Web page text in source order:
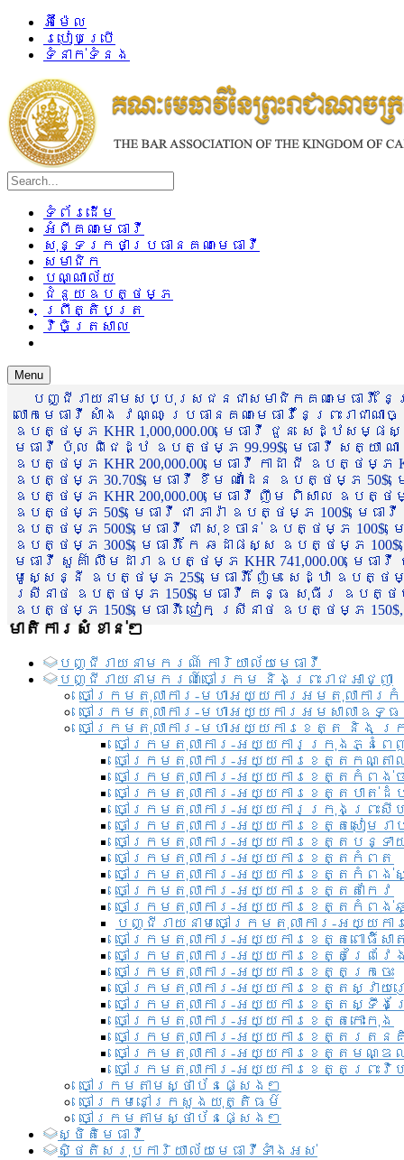
អ៊ីម៉ែល
របៀបប្រើ
ទំនាក់ទំនង
ទំព័រដើម
អំពីគណៈមេធាវី
សុន្ទរកថាប្រធានគណៈមេធាវី
សមាជិក
បណ្ណាល័យ
ជំនួយឧបត្ថម្ភ
ព្រឹត្តិបត្រ
វិចិត្រសាល
Menu
បញ្ជីរាយនាមសប្បុរសជនជាសមាជិកគណៈមេធាវី
លោកមេធាវី សាំង វណ្ណៈ ប្រធានគណៈមេធាវីនៃព្រះរា
ឧបត្ថម្ភ KHR 1,000,000.00, មេធាវី ជួន សេដ្ឋស
មេធាវី ប៉ុល ពិជេដ្ឋ ឧបត្ថម្ភ 99.99$, មេធាវី សត្យា ណ
ឧបត្ថម្ភ KHR 200,000.00, មេធាវី កាដា ជី ឧបត្ថម្ភ
ឧបត្ថម្ភ 30.70$, មេធាវី ខឹម ណាដែន ឧបត្ថម្ភ 50$,
ឧបត្ថម្ភ KHR 200,000.00, មេធាវី ញឹម ពិសាល ឧបត្ថ
ឧបត្ថម្ភ 50$, មេធាវី ជា ភារ៉ា ឧបត្ថម្ភ 100$, មេ
ឧបត្ថម្ភ 500$, មេធាវី ជា សុខចាន់ ឧបត្ថម្ភ
ឧបត្ថម្ភ 300$, មេធាវី កែ ឆដាផស្ស ឧបត្ថម្ភ
មេធាវី សួគ៌ា លឹមដារា ឧបត្ថម្ភ KHR 741,000.00, មេ
មូសេ្សន្នី ឧបត្ថម្ភ 25$, មេធាវី ញ៉ែម សេដ្ឋា ឧបត្ថ
ស្រីនាថ ឧបត្ថម្ភ 150$, មេធាវី គន្ធ សុធីរ ឧបត្ថម្ភ
ឧបត្ថម្ភ 150$, មេធាវី ជៀក ស្រីនាថ ឧបត្ថម្ភ 150$,
មាតិការសំខាន់ៗ
បញ្ជី​រាយ​នាមករណ៍ ការិយាល័យ​មេធាវី​
បញ្ជី​រាយ​នាមករណ៍​ចៅក្រម និងព្រះរាជអាជ្ញា
ចៅក្រមតុលាការ-មហាអយ្យការអមតុលាការ
ចៅក្រមតុលាការ-មហាអយ្យការអមសាលាឧទ្
ចៅក្រមតុលាការ-មហាអយ្យការខេត្ត និង ក្
ចៅក្រមតុលាការ-អយ្យការក្រុងភ្នំពេ
ចៅក្រមតុលាការ-អយ្យការខេត្តកណ្តា
ចៅក្រមតុលាការ-អយ្យការខេត្តកំពង់ច
ចៅក្រមតុលាការ-អយ្យការខេត្តបាត់ដំ
ចៅក្រមតុលាការ-អយ្យការ​ក្រុងព្រះសី
ចៅក្រមតុលាការ-អយ្យការខេត្តសៀមរា
ចៅក្រមតុលាការ-អយ្យការខេត្តបន្ទា
ចៅក្រមតុលាការ-អយ្យការខេត្តកំពត
ចៅក្រមតុលាការ-អយ្យការខេត្តកំពង់
ចៅក្រមតុលាការ-អយ្យការខេត្តតាកែវ
ចៅក្រមតុលាការ-អយ្យការខេត្តកំពង់
បញ្ជីរាយនាមចៅក្រមតុលាការ-អយ្យក
ចៅក្រមតុលាការ-អយ្យការខេត្តពោធិ៍សា
ចៅក្រមតុលាការ-អយ្យការខេត្តព្រៃវែ
ចៅក្រមតុលាការ-អយ្យការខេត្តក្រចេះ
ចៅក្រមតុលាការ-អយ្យការខេត្តស្វាយ
ចៅក្រមតុលាការ-អយ្យការខេត្តស្ទឹង
ចៅក្រមតុលាការ-អយ្យការខេត្តកោះកុង
ចៅក្រមតុលាការ-អយ្យការខេត្តរតន
ចៅក្រមតុលាការ-អយ្យការខេត្តមណ្
ចៅក្រមតុលាការ-អយ្យការខេត្តព្រះវិហ
ចៅក្រមតាមស្ថាប័នផ្សេងៗ
ចៅក្រមនៅក្រសួងយុត្តិធម៌
ចៅក្រមតាមស្ថាប័នផ្សេងៗ
ស្ថិតិមេធាវី
សិ្ថតិសរុបការិយាល័យមេធាវីទាំងអស់​